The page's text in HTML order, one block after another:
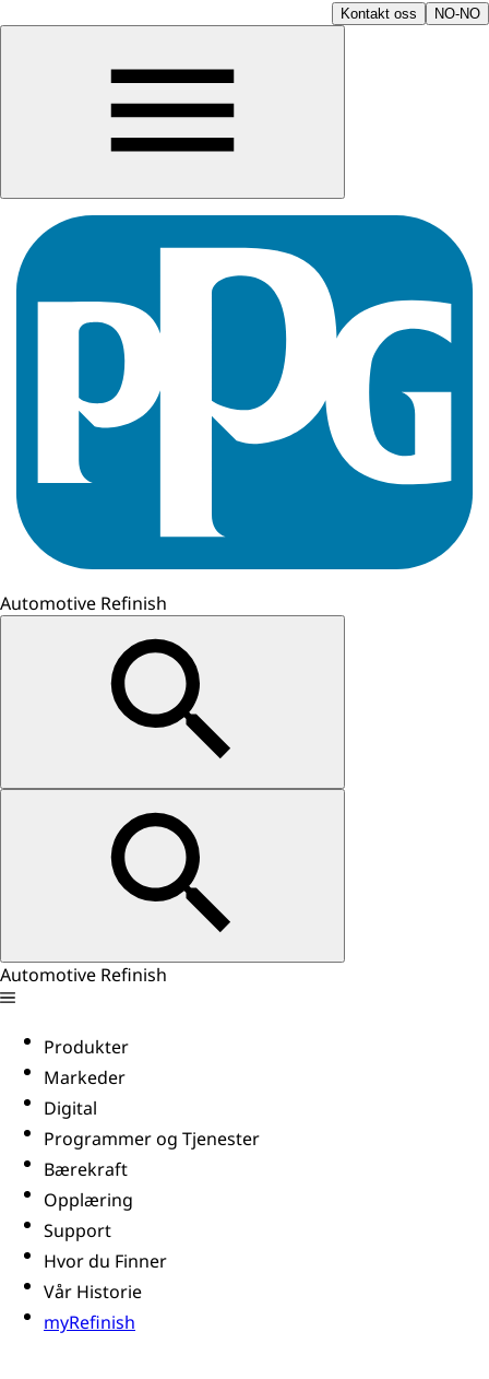
Kontakt oss NO-NO
Automotive Refinish
Automotive Refinish
Produkter
Markeder
Digital
Programmer og Tjenester
Bærekraft
Opplæring
Support
Hvor du Finner
Vår Historie
myRefinish